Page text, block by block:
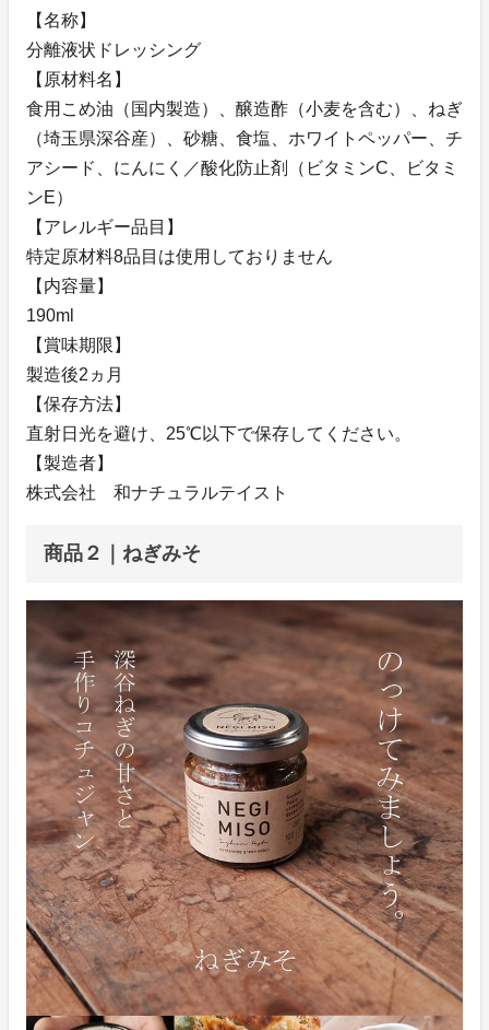
【名称】
分離液状ドレッシング
【原材料名】
食用こめ油（国内製造）、醸造酢（小麦を含む）、ねぎ
（埼玉県深谷産）、砂糖、食塩、ホワイトペッパー、チ
アシード、にんにく／酸化防止剤（ビタミンC、ビタミ
ンE）
【アレルギー品目】
特定原材料8品目は使用しておりません
【内容量】
190ml
【賞味期限】
製造後2ヵ月
【保存方法】
直射日光を避け、25℃以下で保存してください。
【製造者】
株式会社 和ナチュラルテイスト
商品２｜ねぎみそ